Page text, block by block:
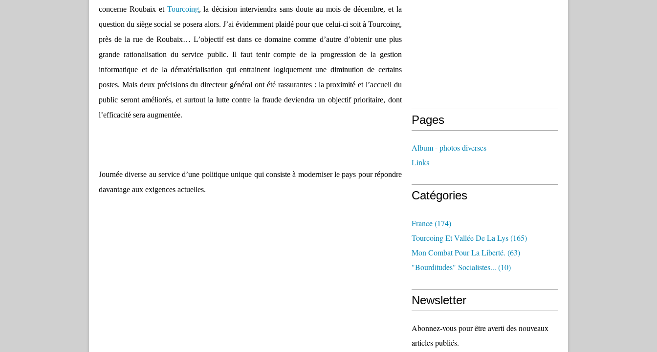
concerne Roubaix et Tourcoing, la décision interviendra sans doute au mois de décembre, et la
question du siège social se posera alors. J’ai évidemment plaidé pour que celui-ci soit à Tourcoing,
près de la rue de Roubaix… L’objectif est dans ce domaine comme d’autre d’obtenir une plus
grande rationalisation du service public. Il faut tenir compte de la progression de la gestion
informatique et de la dématérialisation qui entrainent logiquement une diminution de certains
postes. Mais deux précisions du directeur général ont été rassurantes : la proximité et l’accueil du
public seront améliorés, et surtout la lutte contre la fraude deviendra un objectif prioritaire, dont
l’efficacité sera augmentée.
Journée diverse au service d’une politique unique qui consiste à moderniser le pays pour répondre
davantage aux exigences actuelles.
Pages
Album - photos diverses
Links
Catégories
France(174)
Tourcoing Et Vallée De La Lys(165)
Mon Combat Pour La Liberté. (63)
"bourditudes" Socialistes... (10)
Newsletter
Abonnez-vous pour être averti des nouveaux
articles publiés.